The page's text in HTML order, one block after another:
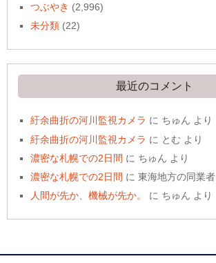
つぶやき (2,996)
未分類 (22)
最近のコメント
紆余曲折の河川監視カメラ に ちゅん より
紆余曲折の河川監視カメラ に とむ より
濃密な札幌での2日間 に ちゅん より
濃密な札幌での2日間 に東海地方の同業者
人間が先か、機械が先か。
に ちゅん より